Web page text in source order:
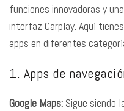
funciones innovadoras y
interfaz Carplay. Aquí
apps en diferentes
1. Apps de
Google Maps: Sigue siendo